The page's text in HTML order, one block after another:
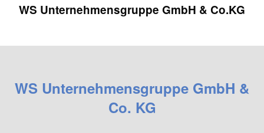
WS Unternehmensgruppe GmbH & Co.KG
WS Unternehmensgruppe GmbH &
Co. KG